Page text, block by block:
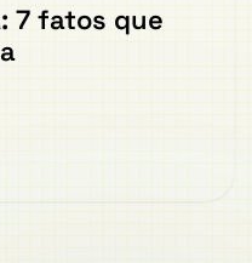
7 fatos que